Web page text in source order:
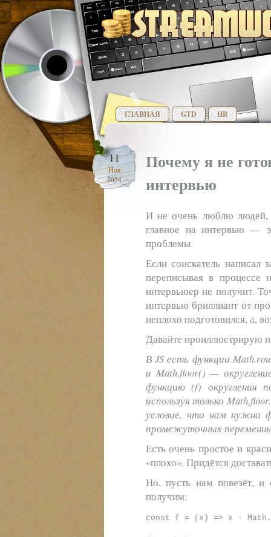
ГЛАВНАЯ GTD HR
11
Ноя
2024
Почему я не
интервью
И не очень люблю людей,
главное на интервью —
проблемы.
Если соискатель написал
переписывая в процессе
интервьюер не получит.
интервью бриллиант от
неплохо подготовился, а,
Давайте проиллюстрирую
В JS есть функции
и Math.floor() —
функцию (f) округления
используя только
условие, что нам нужна
промежуточных
Есть очень простое и
«плохо». Придётся
Но, пусть нам повезёт, и
получим: